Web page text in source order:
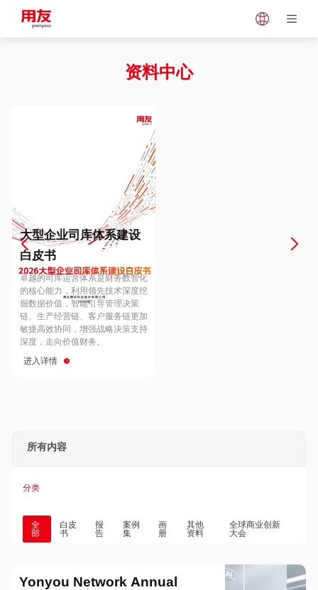
Vietnam
Europe
Hungary
Hong Kong
资料中心
大型企业司库体系建设
白皮书
卓越的司库运营体系是财务数智化
的核心能力，利用领先技术深度挖
掘数据价值，智能引导管理决策
链、生产经营链、客户服务链更加
敏捷高效协同，增强战略決策支持
深度，走向价值财务。
进入详情
所有内容
分类
全
部
白皮
书
报
告
案例
集
画
册
其他
资料
全球商业创新
大会
Yonyou Network Annual